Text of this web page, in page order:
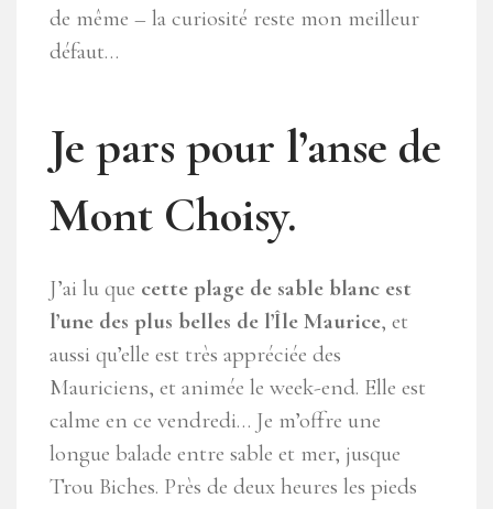
de même – la curiosité reste mon meilleur
défaut…
Je pars pour l’anse de
Mont Choisy.
J’ai lu que cette plage de sable blanc est
l’une des plus belles de l’Île Maurice, et
aussi qu’elle est très appréciée des
Mauriciens, et animée le week-end. Elle est
calme en ce vendredi… Je m’offre une
longue balade entre sable et mer, jusque
Trou Biches. Près de deux heures les pieds